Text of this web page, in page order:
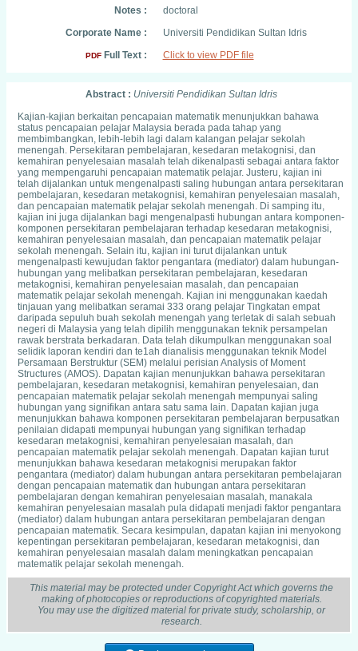
Notes :
doctoral
Corporate Name :
Universiti Pendidikan Sultan Idris
PDFFull Text : Click to view PDF file
Abstract : Universiti Pendidikan Sultan Idris
Kajian-kajian berkaitan pencapaian matematik menunjukkan bahawa
status pencapaian pelajar Malaysia berada pada tahap yang
membimbangkan, lebih-lebih lagi dalam kalangan pelajar sekolah
menengah. Persekitaran pembelajaran, kesedaran metakognisi, dan
kemahiran penyelesaian masalah telah dikenalpasti sebagai antara faktor
yang mempengaruhi pencapaian matematik pelajar. Justeru, kajian ini
telah dijalankan untuk mengenalpasti saling hubungan antara persekitaran
pembelajaran, kesedaran metakognisi, kemahiran penyelesaian masalah,
dan pencapaian matematik pelajar sekolah menengah. Di samping itu,
kajian ini juga dijalankan bagi mengenalpasti hubungan antara komponen-
komponen persekitaran pembelajaran terhadap kesedaran metakognisi,
kemahiran penyelesaian masalah, dan pencapaian matematik pelajar
sekolah menengah. Selain itu, kajian ini turut dijalankan untuk
mengenalpasti kewujudan faktor pengantara (mediator) dalam hubungan-
hubungan yang melibatkan persekitaran pembelajaran, kesedaran
metakognisi, kemahiran penyelesaian masalah, dan pencapaian
matematik pelajar sekolah menengah. Kajian ini menggunakan kaedah
tinjauan yang melibatkan seramai 333 orang pelajar Tingkatan empat
daripada sepuluh buah sekolah menengah yang terletak di salah sebuah
negeri di Malaysia yang telah dipilih menggunakan teknik persampelan
rawak berstrata berkadaran. Data telah dikumpulkan menggunakan soal
selidik laporan kendiri dan te1ah dianalisis menggunakan teknik Model
Persamaan Berstruktur (SEM) melalui perisian Analysis of Moment
Structures (AMOS). Dapatan kajian menunjukkan bahawa persekitaran
pembelajaran, kesedaran metakognisi, kemahiran penyelesaian, dan
pencapaian matematik pelajar sekolah menengah mempunyai saling
hubungan yang signifikan antara satu sama lain. Dapatan kajian juga
menunjukkan bahawa komponen persekitaran pembelajaran berpusatkan
penilaian didapati mempunyai hubungan yang signifikan terhadap
kesedaran metakognisi, kemahiran penyelesaian masalah, dan
pencapaian matematik pelajar sekolah menengah. Dapatan kajian turut
menunjukkan bahawa kesedaran metakognisi merupakan faktor
pengantara (mediator) dalam hubungan antara persekitaran pembelajaran
dengan pencapaian matematik dan hubungan antara persekitaran
pembelajaran dengan kemahiran penyelesaian masalah, manakala
kemahiran penyelesaian masalah pula didapati menjadi faktor pengantara
(mediator) dalam hubungan antara persekitaran pembelajaran dengan
pencapaian matematik. Secara kesimpulan, dapatan kajian ini menyokong
kepentingan persekitaran pembelajaran, kesedaran metakognisi, dan
kemahiran penyelesaian masalah dalam meningkatkan pencapaian
matematik pelajar sekolah menengah.
This material may be protected under Copyright Act which governs the
making of photocopies or reproductions of copyrighted materials.
You may use the digitized material for private study, scholarship, or
research.